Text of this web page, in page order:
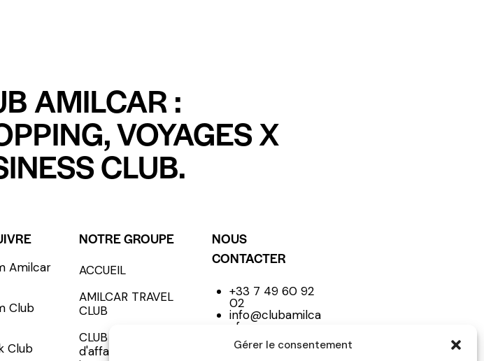
Gérer le consentement
AMILCAR :
VOYAGES X
CLUB.
Amilcar
Club
Club
NOTRE GROUPE
ACCUEIL
AMILCAR TRAVEL
CLUB
CLUB AMILCAR, Club
d'affaires
NOUS
CONTACTER
+33 7 49 60 92
02
info@clubamilca
r.fr